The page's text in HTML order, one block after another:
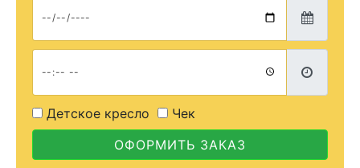
Детское кресло
Чек
ОФОРМИТЬ ЗАКАЗ